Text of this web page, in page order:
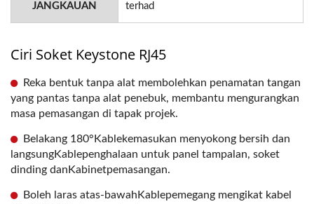
JANGKAUAN
terhad
Ciri Soket Keystone RJ45
Reka bentuk tanpa alat membolehkan penamatan tangan
yang pantas tanpa alat penebuk, membantu mengurangkan
masa pemasangan di tapak projek.
Belakang 180°Kablekemasukan menyokong bersih dan
langsungKablepenghalaan untuk panel tampalan, soket
dinding danKabinetpemasangan.
Boleh laras atas-bawahKablepemegang mengikat kabel